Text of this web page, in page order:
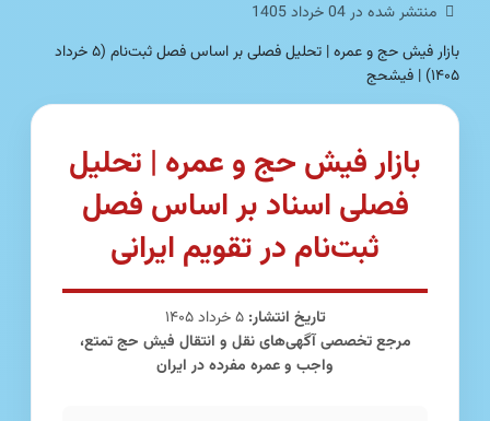
منتشر شده در 04 خرداد 1405
بازار فیش حج و عمره | تحلیل فصلی بر اساس فصل ثبت‌نام (۵ خرداد
۱۴۰۵) | فیشحج
بازار فیش حج و عمره | تحلیل
فصلی اسناد بر اساس فصل
ثبت‌نام در تقویم ایرانی
تاریخ انتشار: ۵ خرداد ۱۴۰۵
مرجع تخصصی آگهی‌های نقل و انتقال فیش حج تمتع،
واجب و عمره مفرده در ایران